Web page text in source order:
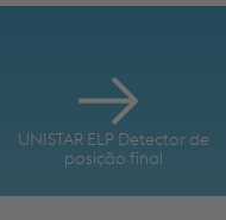
UNISTAR ELP Detector de
posição final